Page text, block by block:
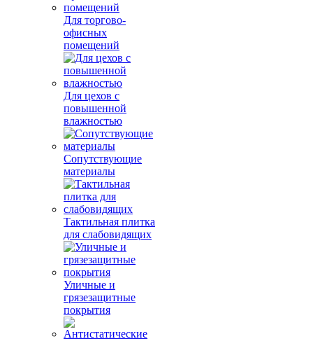
Для торгово-
офисных
помещений
Для цехов с
повышенной
влажностью
Сопутствующие
материалы
Тактильная плитка
для слабовидящих
Уличные и
грязезащитные
покрытия